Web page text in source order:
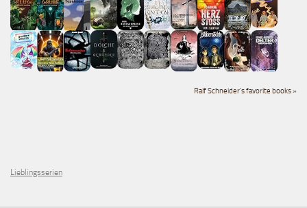
Ralf Schneider's favorite books »
Lieblingsserien